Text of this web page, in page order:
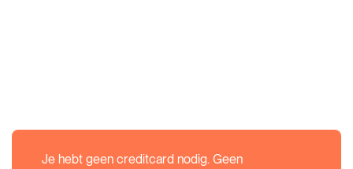
Je hebt geen creditcard nodig. Geen